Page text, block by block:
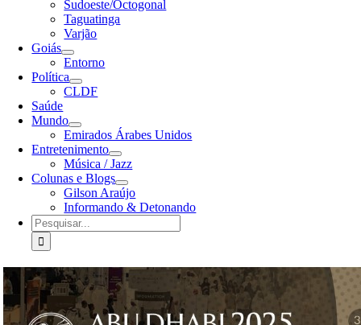
Sudoeste/Octogonal
Taguatinga
Varjão
Goiás
Entorno
Política
CLDF
Saúde
Mundo
Emirados Árabes Unidos
Entretenimento
Música / Jazz
Colunas e Blogs
Gilson Araújo
Informando & Detonando
Buscar
resultados
para: